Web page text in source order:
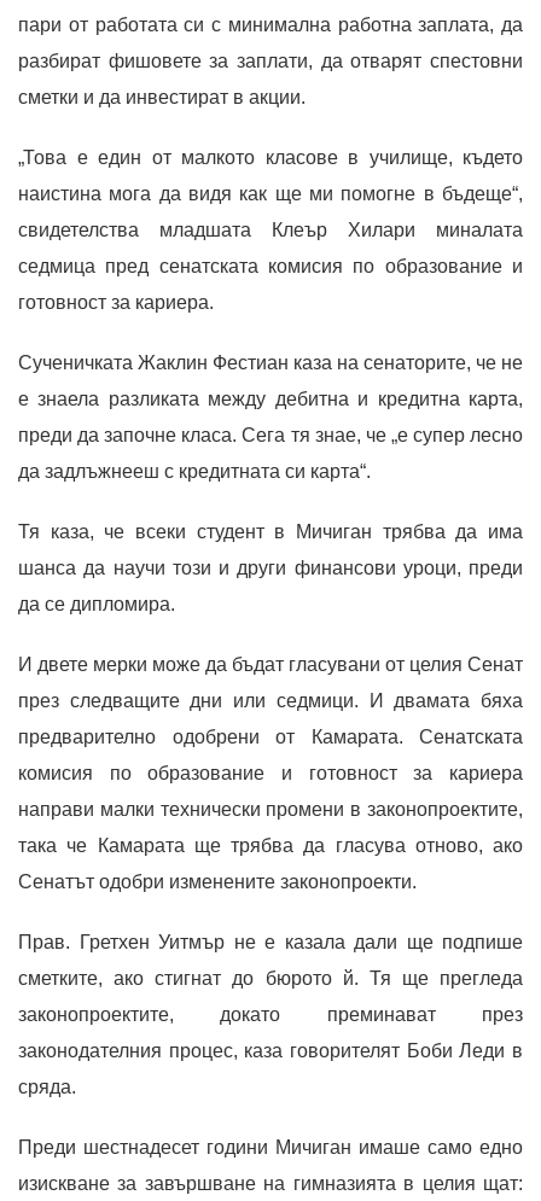
пари от работата си с минимална работна заплата, да
разбират фишовете за заплати, да отварят спестовни
сметки и да инвестират в акции.
„Това е един от малкото класове в училище, където
наистина мога да видя как ще ми помогне в бъдеще“,
свидетелства младшата Клеър Хилари миналата
седмица пред сенатската комисия по образование и
готовност за кариера.
Сученичката Жаклин Фестиан каза на сенаторите, че не
е знаела разликата между дебитна и кредитна карта,
преди да започне класа. Сега тя знае, че „е супер лесно
да задлъжнееш с кредитната си карта“.
Тя каза, че всеки студент в Мичиган трябва да има
шанса да научи този и други финансови уроци, преди
да се дипломира.
И двете мерки може да бъдат гласувани от целия Сенат
през следващите дни или седмици. И двамата бяха
предварително одобрени от Камарата. Сенатската
комисия по образование и готовност за кариера
направи малки технически промени в законопроектите,
така че Камарата ще трябва да гласува отново, ако
Сенатът одобри изменените законопроекти.
Прав. Гретхен Уитмър не е казала дали ще подпише
сметките, ако стигнат до бюрото й. Тя ще прегледа
законопроектите, докато преминават през
законодателния процес, каза говорителят Боби Леди в
сряда.
Преди шестнадесет години Мичиган имаше само едно
изискване за завършване на гимназията в целия щат: